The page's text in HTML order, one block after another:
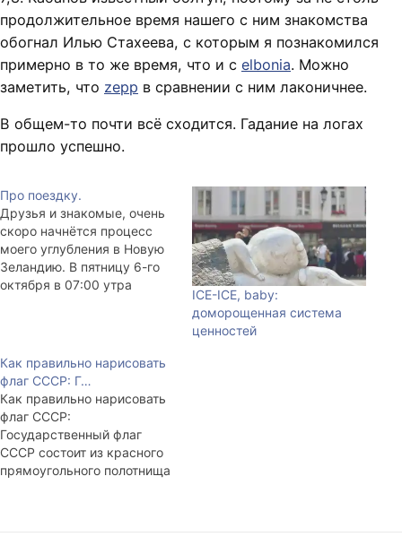
продолжительное время нашего с ним знакомства
обогнал Илью Стахеева, с которым я познакомился
примерно в то же время, что и с elbonia. Можно
заметить, что zepp в сравнении с ним лаконичнее.
В общем-то почти всё сходится. Гадание на логах
прошло успешно.
Про поездку.
Друзья и знакомые, очень
скоро начнётся процесс
моего углубления в Новую
Зеландию. В пятницу 6-го
октября в 07:00 утра
соответственно. После
этого весь день я свободен
кроме того, что днём
нужно встретиться (завтра
придумаю где именно) с
курьером…
ICE-ICE, baby:
доморощенная система
ценностей
Как правильно нарисовать
флаг СССР: Г…
Как правильно нарисовать
флаг СССР:
Государственный флаг
СССР состоит из красного
прямоугольного полотнища